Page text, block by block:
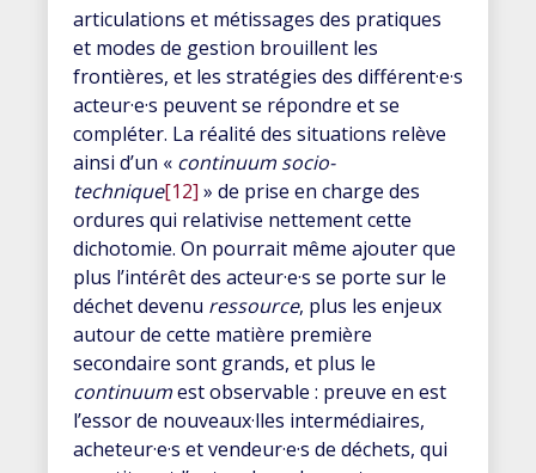
articulations et métissages des pratiques
et modes de gestion brouillent les
frontières, et les stratégies des différent·e·s
acteur·e·s peuvent se répondre et se
compléter. La réalité des situations relève
ainsi d’un « continuum socio-
technique[12] » de prise en charge des
ordures qui relativise nettement cette
dichotomie. On pourrait même ajouter que
plus l’intérêt des acteur·e·s se porte sur le
déchet devenu ressource, plus les enjeux
autour de cette matière première
secondaire sont grands, et plus le
continuumest observable : preuve en est
l’essor de nouveaux·lles intermédiaires,
acheteur·e·s et vendeur·e·s de déchets, qui